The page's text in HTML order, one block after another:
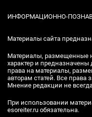
ИНФОРМАЦИОННО-
Материалы сайта
Материалы, размещенные
характер и предназначены
права на материалы,
авторам статей. Все
Мнение редакции не
При использовании
esoreiter.ru обязательна.